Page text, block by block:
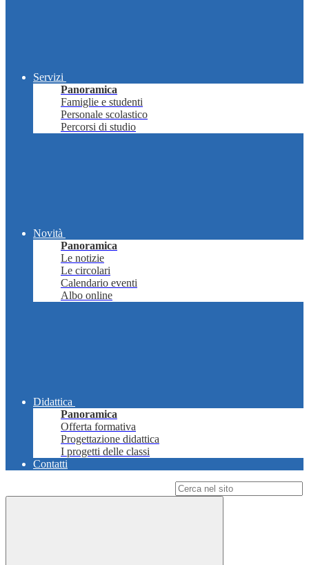
Servizi
Panoramica
Famiglie e studenti
Personale scolastico
Percorsi di studio
Novità
Panoramica
Le notizie
Le circolari
Calendario eventi
Albo online
Didattica
Panoramica
Offerta formativa
Progettazione didattica
I progetti delle classi
Contatti